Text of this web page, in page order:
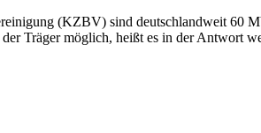
(KZBV) sind deutschlandweit 60
Träger möglich, heißt es in der Antwort